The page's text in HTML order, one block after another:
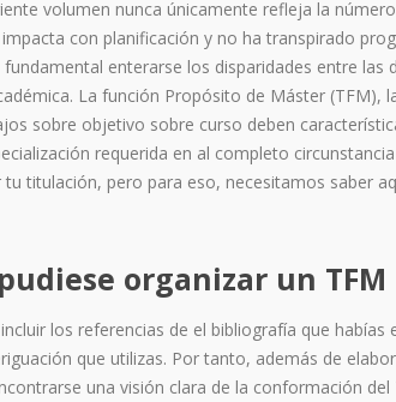
volumen nunca únicamente refleja la
con planificación y no ha transpirado
enterarse los disparidades entre las
La función Propósito de Máster (TFM),
sobre objetivo sobre curso deben
requerida en al completo
titulación, pero para eso, necesitamos saber
organizar un TFM
los referencias de el bibliografía que habías
que utilizas. Por tanto, además de
una visión clara de la conformación del